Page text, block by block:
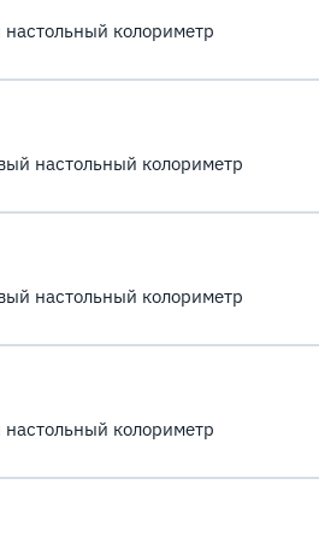
колориметр
настольный колориметр
настольный колориметр
колориметр